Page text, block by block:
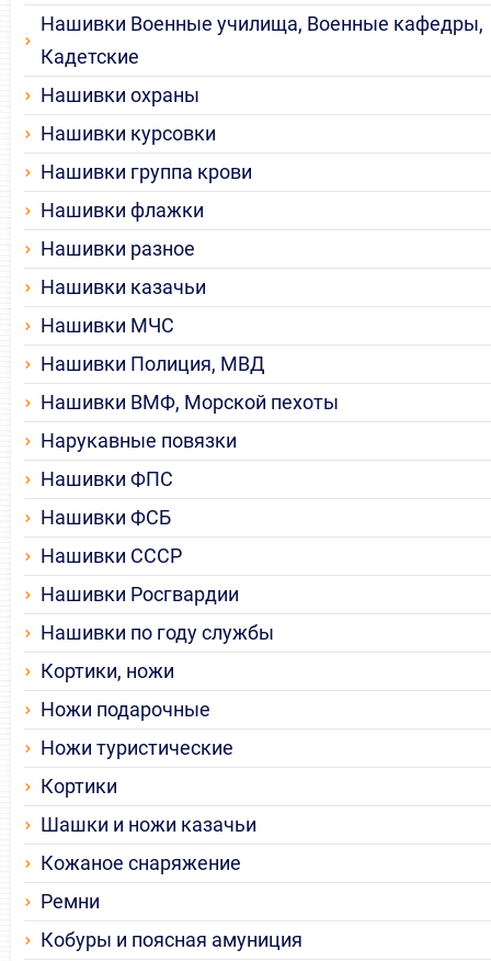
Нашивки Военные училища, Военные кафедры,
Кадетские
Нашивки охраны
Нашивки курсовки
Нашивки группа крови
Нашивки флажки
Нашивки разное
Нашивки казачьи
Нашивки МЧС
Нашивки Полиция, МВД
Нашивки ВМФ, Морской пехоты
Нарукавные повязки
Нашивки ФПС
Нашивки ФСБ
Нашивки СССР
Нашивки Росгвардии
Нашивки по году службы
Кортики, ножи
Ножи подарочные
Ножи туристические
Кортики
Шашки и ножи казачьи
Кожаное снаряжение
Ремни
Кобуры и поясная амуниция